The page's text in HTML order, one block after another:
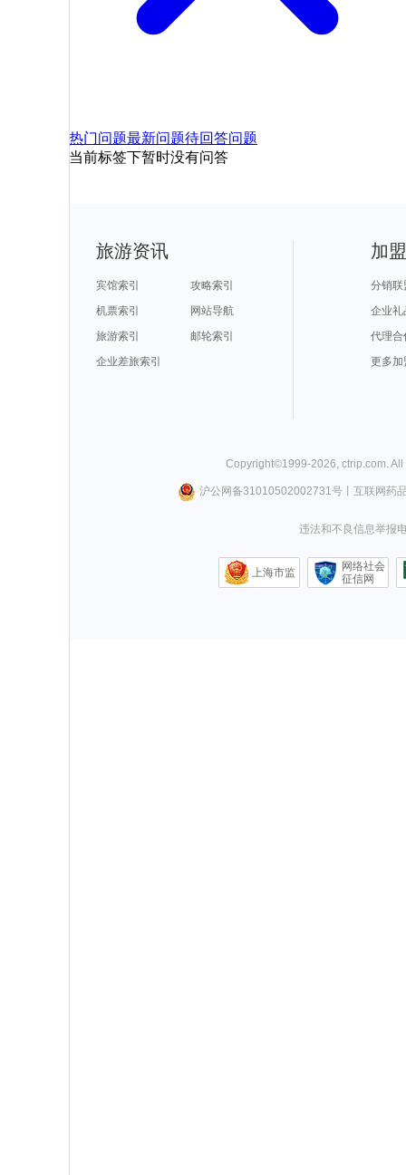
热门问题最新问题待回答问题
当前标签下暂时没有问答
旅游资讯
宾馆索引
攻略索引
机票索引
网站导航
旅游索引
邮轮索引
企业差旅索引
加
分销联
企业礼
代理合
更多加
Copyright©1999-2026, ctrip.com.
沪公网备31010502002731号丨 互联网药
违法和不良信息举报
上海市监
网络社会
征信网